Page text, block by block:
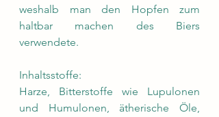
weshalb man den Hopfen zum
haltbar machen des Biers
verwendete.
Inhaltsstoffe:
Harze, Bitterstoffe wie Lupulonen
und Humulonen, ätherische Öle,